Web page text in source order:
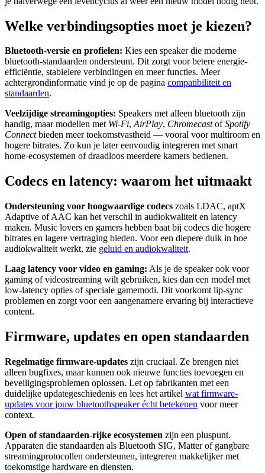
Welke verbindingsopties moet je kiezen?
Bluetooth-versie en profielen: Kies een speaker die moderne
bluetooth-standaarden ondersteunt. Dit zorgt voor betere energie-
efficiëntie, stabielere verbindingen en meer functies. Meer
achtergrondinformatie vind je op de pagina compatibiliteit en
standaarden.
Veelzijdige streamingopties: Speakers met alleen bluetooth zijn
handig, maar modellen met Wi‑Fi,AirPlay, ChromecastofSpotify
Connectbieden meer toekomstvastheid — vooral voor multiroom en
hogere bitrates. Zo kun je later eenvoudig integreren met smart
home-ecosystemen of draadloos meerdere kamers bedienen.
Codecs en latency: waarom het uitmaakt
Ondersteuning voor hoogwaardige codecs zoals LDAC, aptX
Adaptive of AAC kan het verschil in audiokwaliteit en latency
maken. Music lovers en gamers hebben baat bij codecs die hogere
bitrates en lagere vertraging bieden. Voor een diepere duik in hoe
audiokwaliteit werkt, zie geluid en audiokwaliteit.
Laag latency voor video en gaming: Als je de speaker ook voor
gaming of videostreaming wilt gebruiken, kies dan een model met
low-latency opties of speciale gamemodi. Dit voorkomt lip-sync
problemen en zorgt voor een aangenamere ervaring bij interactieve
content.
Firmware, updates en open standaarden
Regelmatige firmware-updates zijn cruciaal. Ze brengen niet
alleen bugfixes, maar kunnen ook nieuwe functies toevoegen en
beveiligingsproblemen oplossen. Let op fabrikanten met een
duidelijke updategeschiedenis en lees het artikel wat firmware-
updates voor jouw bluetoothspeaker écht betekenen voor meer
context.
Open of standaarden-rijke ecosystemen zijn een pluspunt.
Apparaten die standaarden als Bluetooth SIG, Matter of gangbare
streamingprotocollen ondersteunen, integreren makkelijker met
toekomstige hardware en diensten.